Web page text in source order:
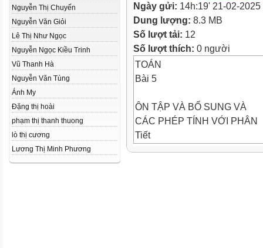
Nguyễn Thị Chuyến
Nguyễn Văn Giỏi
Lê Thị Như Ngọc
Nguyễn Ngọc Kiều Trinh
Vũ Thanh Hà
Nguyễn Văn Tùng
Ánh My
Đặng thị hoài
phạm thị thanh thuong
lò thị cương
Lương Thị Minh Phương
Ngày gửi: 14h:19' 21-02-2025
Dung lượng: 8.3 MB
Số lượt tải: 12
Số lượt thích: 0 người
TOÁN
Bài 5
ÔN TẬP VÀ BỔ SUNG VÀ
CÁC PHÉP TÍNH VỚI PHÂN
Tiết